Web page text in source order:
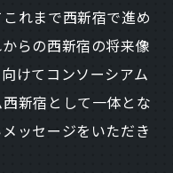
れまで西新宿で進め
らの西新宿の将来像
けてコンソーシアム
新宿として一体とな
ッセージをいただき